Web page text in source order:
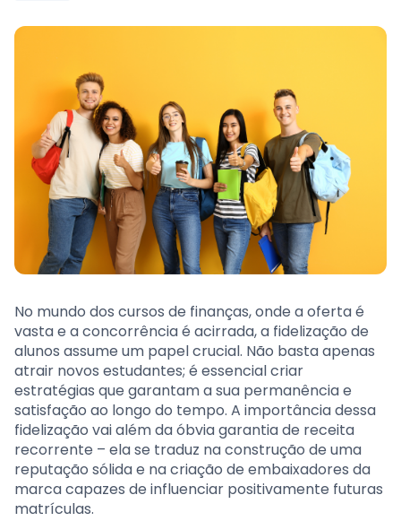
No mundo dos cursos de finanças, onde a oferta é
vasta e a concorrência é acirrada, a fidelização de
alunos assume um papel crucial. Não basta apenas
atrair novos estudantes; é essencial criar
estratégias que garantam a sua permanência e
satisfação ao longo do tempo. A importância dessa
fidelização vai além da óbvia garantia de receita
recorrente – ela se traduz na construção de uma
reputação sólida e na criação de embaixadores da
marca capazes de influenciar positivamente futuras
matrículas.